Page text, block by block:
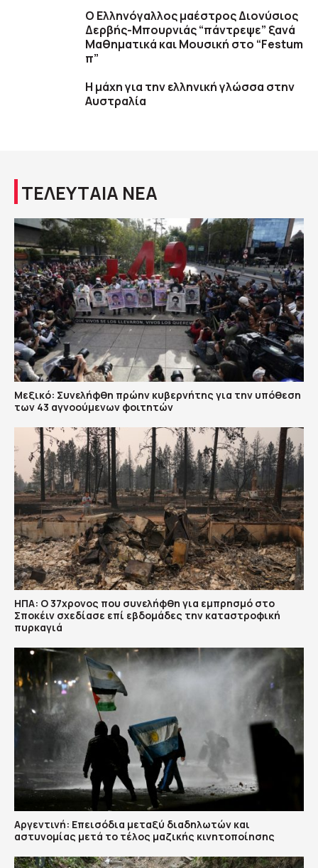
Ο Ελληνόγαλλος μαέστρος Διονύσιος
Δερβής-Μπουρνιάς “πάντρεψε” ξανά
Μαθηματικά και Μουσική στο “Festum
π”
Η μάχη για την ελληνική γλώσσα στην
Αυστραλία
ΤΕΛΕΥΤΑΙΑ ΝΕΑ
Μεξικό: Συνελήφθη πρώην κυβερνήτης για την υπόθεση
των 43 αγνοούμενων φοιτητών
ΗΠΑ: Ο 37χρονος που συνελήφθη για εμπρησμό στο
Σποκέιν σχεδίασε επί εβδομάδες την καταστροφική
πυρκαγιά
Αργεντινή: Επεισόδια μεταξύ διαδηλωτών και
αστυνομίας μετά το τέλος μαζικής κινητοποίησης